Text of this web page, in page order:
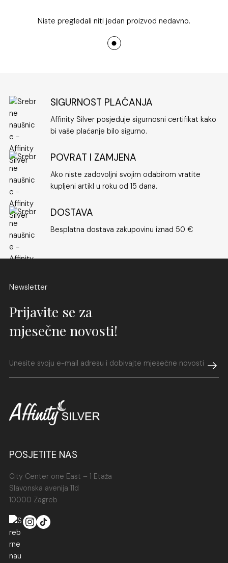
Niste pregledali niti jedan proizvod nedavno.
SIGURNOST PLAĆANJA
Affinity Silver posjeduje sigurnosni certifikat kako
bi vaše plaćanje bilo sigurno.
POVRAT I ZAMJENA
Ako niste zadovoljni svojim odabirom vratite
kupljeni artikl u roku od 15 dana.
DOSTAVA
Besplatna dostava zakupovinu iznad 50 €
Newsletter
Prijavite se za
mjesečne novosti!
POSJETITE NAS
City Center one East – 1 Etaža
Slavonska avenija 11d
10000 Zagreb